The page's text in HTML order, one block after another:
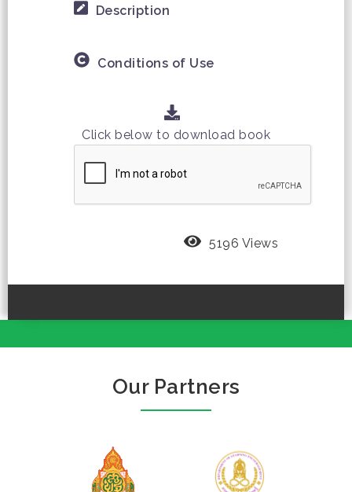
Description
Conditions of Use
Click below to download book
5196 Views
Our Partners